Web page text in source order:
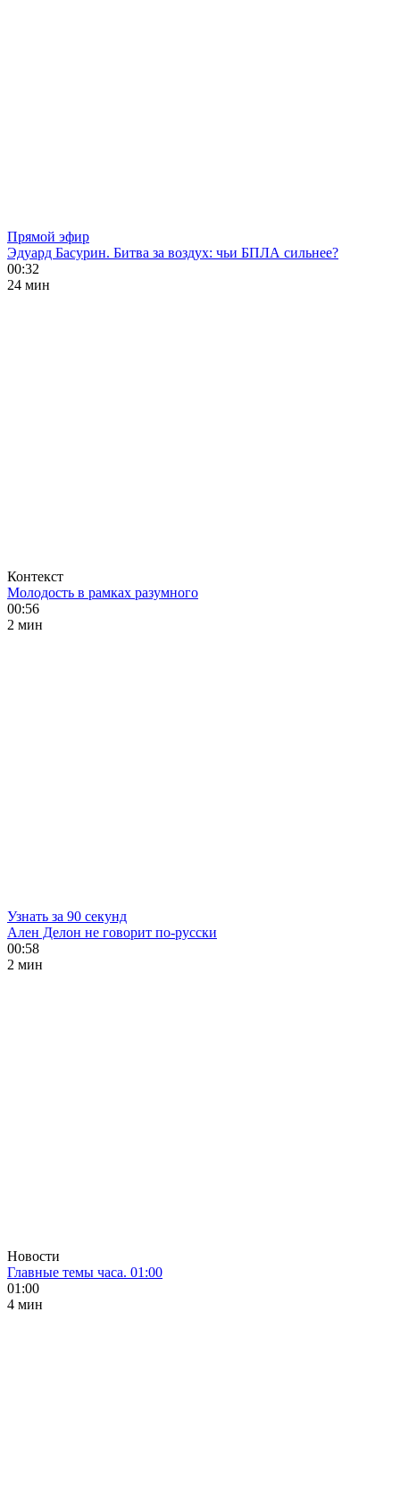
Прямой эфир
Эдуард Басурин. Битва за воздух: чьи БПЛА сильнее?
00:32
24 мин
Контекст
Молодость в рамках разумного
00:56
2 мин
Узнать за 90 секунд
Ален Делон не говорит по-русски
00:58
2 мин
Новости
Главные темы часа. 01:00
01:00
4 мин